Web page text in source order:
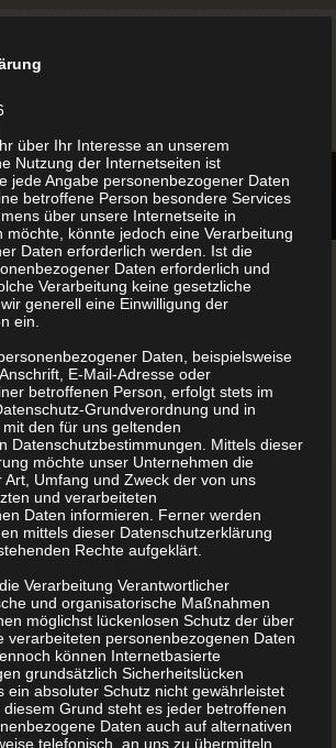
lassen
Österreich. Buchdrucker.at hat sich
spezialisiert um Ihr Buch drucken
einfach und schnell zu realisieren.
Österreich.
drucken lassen Österreich Projekt
kalkulieren?
über Ihr Interesse an unserem
Nutzung der Internetseiten ist
jede Angabe personenbezogener Daten
betroffene Person besondere Services
über unsere Internetseite in
möchte, könnte jedoch eine Verarbeitung
Daten erforderlich werden. Ist die
Daten erforderlich und
Verarbeitung keine gesetzliche
generell eine Einwilligung der
ein.
Daten, beispielsweise
E-Mail-Adresse oder
betroffenen Person, erfolgt stets im
Grundverordnung und in
den für uns geltenden
Datenschutzbestimmungen. Mittels dieser
möchte unser Unternehmen die
Art, Umfang und Zweck der von uns
und verarbeiteten
Daten informieren. Ferner werden
mittels dieser Datenschutzerklärung
Rechte aufgeklärt.
Verarbeitung Verantwortlicher
und organisatorische Maßnahmen
möglichst lückenlosen Schutz der über
verarbeiteten personenbezogenen Daten
können Internetbasierte
grundsätzlich Sicherheitslücken
ein absoluter Schutz nicht gewährleistet
diesem Grund steht es jeder betroffenen
Daten auch auf alternativen
telefonisch, an uns zu übermitteln.